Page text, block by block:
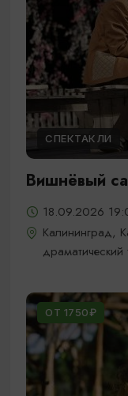
СПЕКТАКЛИ
Вишнёвый
18.09.2026
Калининград,
драматический
ОТ 1750₽